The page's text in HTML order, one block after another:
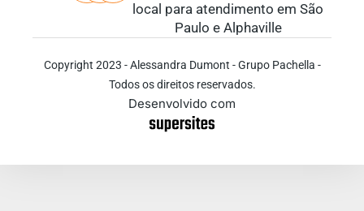
local para atendimento em São
Paulo e Alphaville
Copyright 2023 - Alessandra Dumont - Grupo Pachella -
Todos os direitos reservados.
Desenvolvido com